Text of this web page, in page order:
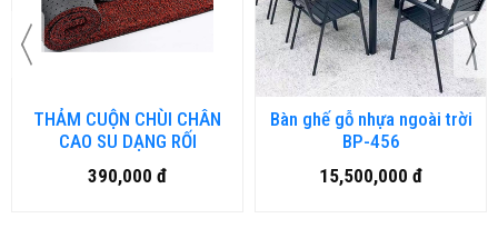
THẢM CUỘN CHÙI CHÂN
CAO SU DẠNG RỐI
390,000 đ
Bàn ghế gỗ nhựa ngoài trời
BP-456
15,500,000 đ